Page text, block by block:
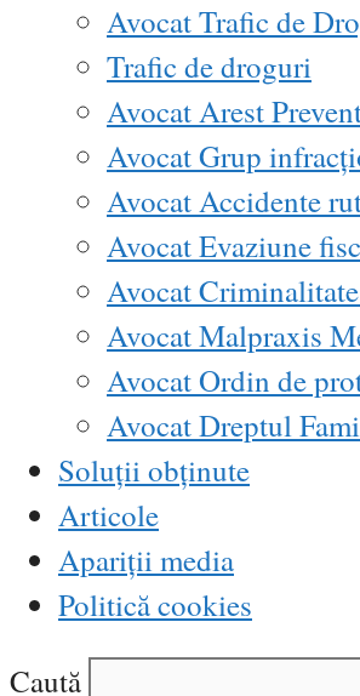
Avocat Trafic de
Trafic de droguri
Avocat Arest
Avocat Grup
Avocat Accidente
Avocat Evaziune
Avocat
Avocat Malpraxis
Avocat Ordin de
Avocat Dreptul
Soluții obținute
Articole
Apariții media
Politică cookies
Caută